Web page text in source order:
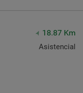
18.87 Km
Asistencial